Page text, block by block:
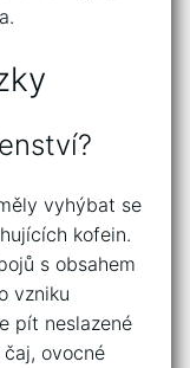
vyhýbat se
kofein.
s obsahem
vzniku
pít neslazené
ovocné